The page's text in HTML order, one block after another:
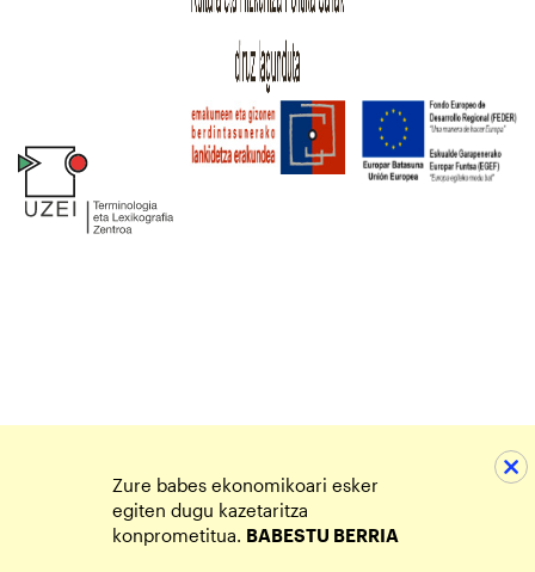
Zure babes ekonomikoari esker
egiten dugu kazetaritza
konprometitua. BABESTU BERRIA